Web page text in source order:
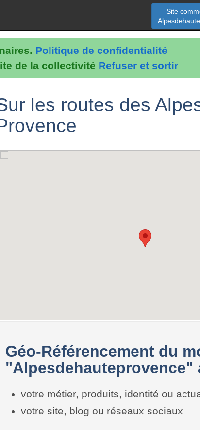
Politique de confidentialité
de la collectivité Refuser et sortir
Site
les routes des
Géo-Référencement du
"Alpesdehauteprovence"
votre métier, produits, identité ou
votre site, blog ou réseaux sociaux